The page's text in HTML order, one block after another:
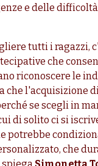
e delle
tutti i
che
riconoscere le
che l'acquisizione
se scegli in
di solito ci si
potrebbe
che